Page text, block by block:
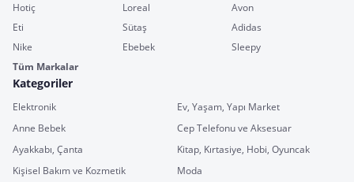
Hotiç
Loreal
Avon
Eti
Sütaş
Adidas
Nike
Ebebek
Sleepy
Tüm Markalar
Kategoriler
Elektronik
Ev, Yaşam, Yapı Market
Anne Bebek
Cep Telefonu ve Aksesuar
Ayakkabı, Çanta
Kitap, Kırtasiye, Hobi, Oyuncak
Kişisel Bakım ve Kozmetik
Moda